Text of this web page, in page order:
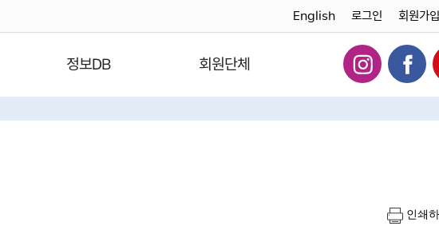
English 로그인 회원가입
정보DB 회원단체
인쇄